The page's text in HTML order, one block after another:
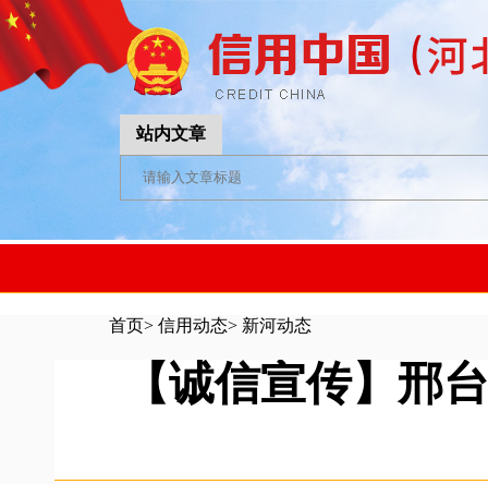
站内文章
首页> 信用动态> 新河动态
【诚信宣传】邢